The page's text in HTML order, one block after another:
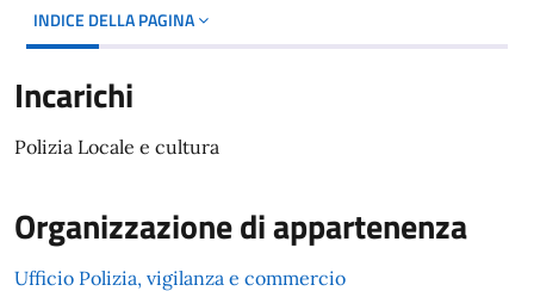
INDICE DELLA PAGINA
Incarichi
Polizia Locale e cultura
Organizzazione di appartenenza
Ufficio Polizia, vigilanza e commercio